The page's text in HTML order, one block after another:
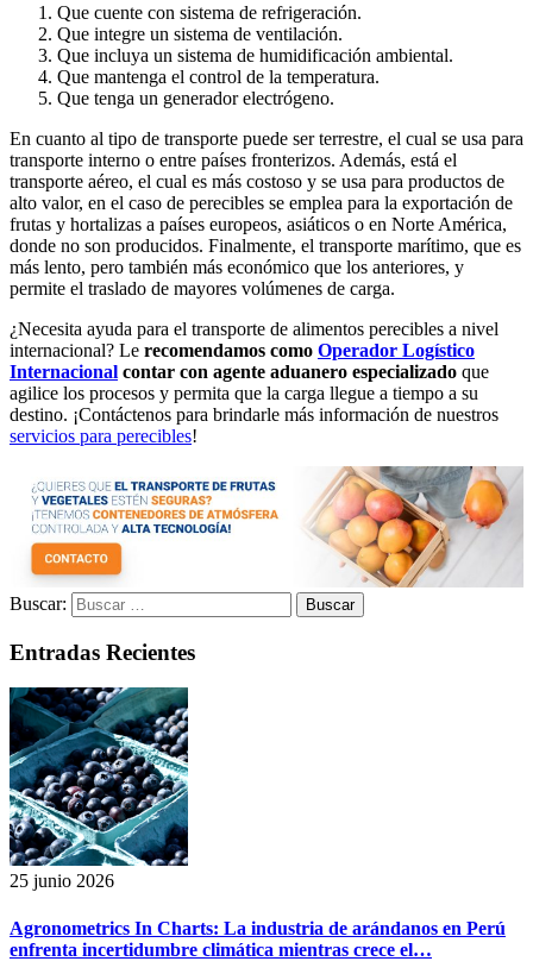
Que cuente con sistema de refrigeración.
Que integre un sistema de ventilación.
Que incluya un sistema de humidificación ambiental.
Que mantenga el control de la temperatura.
Que tenga un generador electrógeno.
En cuanto al tipo de transporte puede ser terrestre, el cual se usa para
transporte interno o entre países fronterizos. Además, está el
transporte aéreo, el cual es más costoso y se usa para productos de
alto valor, en el caso de perecibles se emplea para la exportación de
frutas y hortalizas a países europeos, asiáticos o en Norte América,
donde no son producidos. Finalmente, el transporte marítimo, que es
más lento, pero también más económico que los anteriores, y
permite el traslado de mayores volúmenes de carga.
¿Necesita ayuda para el transporte de alimentos perecibles a nivel
internacional? Le recomendamos como Operador Logístico
Internacional contar con agente aduanero especializado que
agilice los procesos y permita que la carga llegue a tiempo a su
destino. ¡Contáctenos para brindarle más información de nuestros
servicios para perecibles!
Buscar:
Entradas Recientes
25 junio 2026
Agronometrics In Charts: La industria de arándanos en Perú
enfrenta incertidumbre climática mientras crece el…